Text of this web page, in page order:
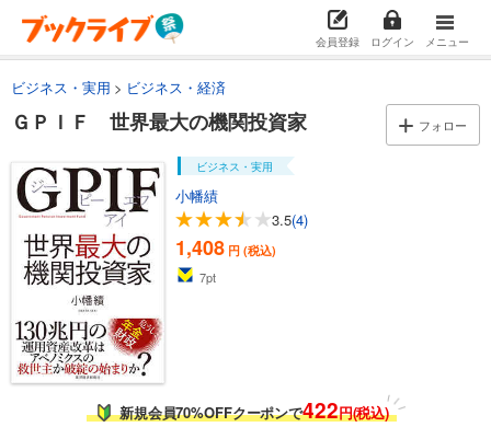
会員登録 ログイン メニュー
ビジネス・実用 ビジネス・経済
ＧＰＩＦ 世界最大の機関投資家 フォロー
ビジネス・実用
小幡績
3.5(4)
1,408 円 (税込)
7pt
新規会員70%OFFクーポンで422円(税込)